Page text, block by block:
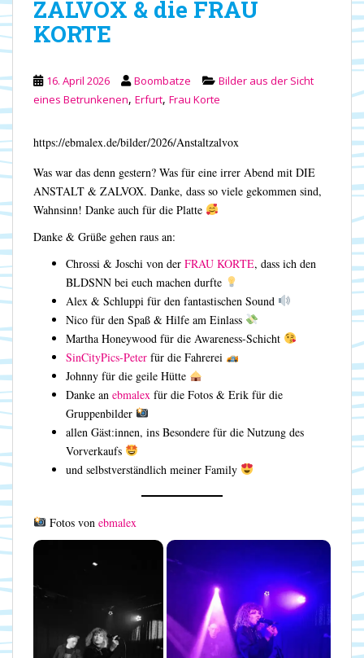
ZALVOX & die FRAU
KORTE
16. April 2026 Boombatze
Bilder aus der Sicht
eines Betrunkenen, Erfurt, Frau Korte
https://ebmalex.de/bilder/2026/Anstaltzalvox
Was war das denn gestern? Was für eine irrer Abend mit DIE
ANSTALT & ZALVOX. Danke, dass so viele gekommen sind,
Wahnsinn! Danke auch für die Platte
Danke & Grüße gehen raus an:
Chrossi & Joschi von der FRAU KORTE, dass ich den
BLDSNN bei euch machen durfte
Alex & Schluppi für den fantastischen Sound
Nico für den Spaß & Hilfe am Einlass
Martha Honeywood für die Awareness-Schicht
SinCityPics-Peter für die Fahrerei
Johnny für die geile Hütte
Danke an ebmalex für die Fotos & Erik für die
Gruppenbilder
allen Gäst:innen, ins Besondere für die Nutzung des
Vorverkaufs
und selbstverständlich meiner Family
Fotos von ebmalex